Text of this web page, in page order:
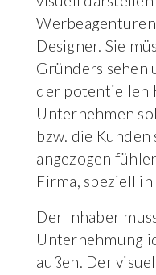
Designer. Sie
Gründers sehen
der potentiellen
Unternehmen
bzw. die
angezogen
Firma, speziell
Der Inhaber
Unternehmung
außen. Der